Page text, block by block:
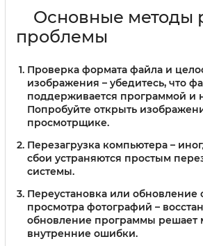
Основные методы
проблемы
Проверка формата файла и
изображения – убедитесь, что
поддерживается программой и
Попробуйте открыть
просмотрщике.
Перезагрузка компьютера –
сбои устраняются простым
системы.
Переустановка или обновление
просмотра фотографий –
обновление программы решает
внутренние ошибки.